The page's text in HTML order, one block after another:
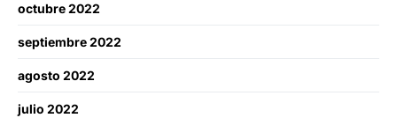
octubre 2022
septiembre 2022
agosto 2022
julio 2022